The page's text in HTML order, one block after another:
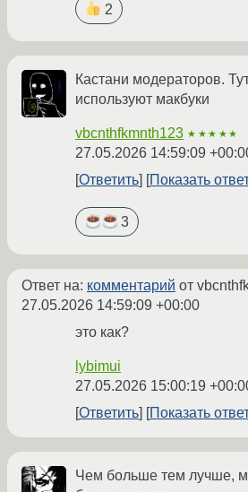
2
Кастани модераторов.
используют макбуки
vbcnthfkmnth123 ★★★★★
27.05.2026 14:59:09
Ответить
Показать
3
Ответ на: комментарий от
27.05.2026 14:59:09 +00:00
это как?
lybimui
27.05.2026 15:00:19
Ответить Показать
Чем больше тем лучше,